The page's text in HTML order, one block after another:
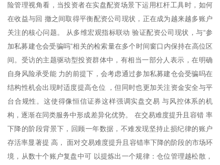
险管理视角看，当投资者在实盘配资场景下运用杠杆工具时，如何
在收益与回 撤之间取得平衡配资公司现状，正在成为越来越多账户
关注的核心问题。 从多维宏观指标联动 验证配资公司现状，与“参
加私募建仓会受骗吗”相关的检索量在多个时间窗口内保持在高位区
间。受访的主题驱动型投资群体中，有相当一部分人表示，在明确
自身风险承受能 力的前提下，会考虑通过参加私募建仓会受骗吗在
结构性机会出现时适度提高仓位 ，但同时也更加关注资金安全与平
台合规性。这使得像恒信证券这样强调实盘交易 与风控体系的机
构，逐渐在同类服务中形成差异化优势。 在交易难度提升且容错 率
下降的阶段背景下，回顾一年数据，不难发现坚持止损纪律的账户
存活率显著提 高， 面对交易难度提升且容错率下降的阶段的市场环
境，从数十个账户复盘中可 以提炼出一个规律：仓位管理越松散，